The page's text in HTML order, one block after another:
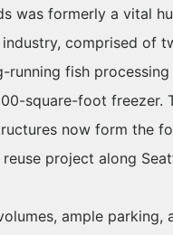
was formerly a vital
industry, comprised of
running fish
square-foot freezer.
now form the
project along
ample parking,